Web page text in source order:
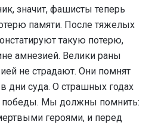
значит, фашисты теперь
памяти. После тяжелых
такую потерю,
амнезией. Велики раны
не страдают. Они помнят
дни суда. О страшных годах
победы. Мы должны помнить:
героями, и перед